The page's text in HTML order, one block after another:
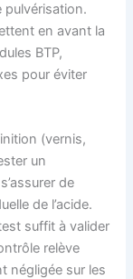
pulvérisation.
en avant la
BTP,
pour éviter
(vernis,
un
de
de l’acide.
suffit à valider
relève
négligée sur les